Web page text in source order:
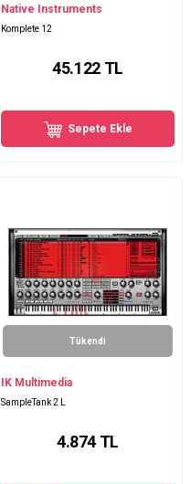
Native Instruments
Komplete 12
45.122TL
Sepete Ekle
Tükendi
IK Multimedia
SampleTank 2 L
4.874 TL